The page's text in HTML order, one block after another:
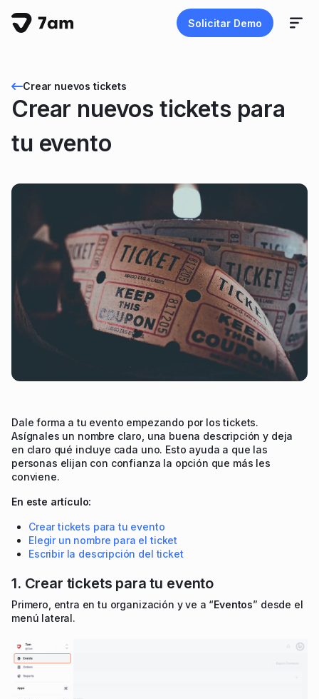
Solicitar Demo
Crear nuevos tickets
Crear nuevos tickets para
tu evento
Dale forma a tu evento empezando por los tickets.
Asígnales un nombre claro, una buena descripción y deja
en claro qué incluye cada uno. Esto ayuda a que las
personas elijan con confianza la opción que más les
conviene.
En este artículo:
Crear tickets para tu evento
Elegir un nombre para el ticket
Escribir la descripción del ticket
1. Crear tickets para tu evento
Primero, entra en tu organización y ve a “Eventos” desde el
menú lateral.